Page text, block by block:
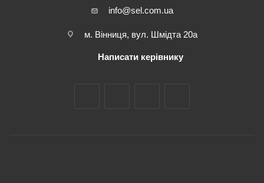
info@sel.com.ua
м. Вінниця, вул. Шмідта 20а
Написати керівнику